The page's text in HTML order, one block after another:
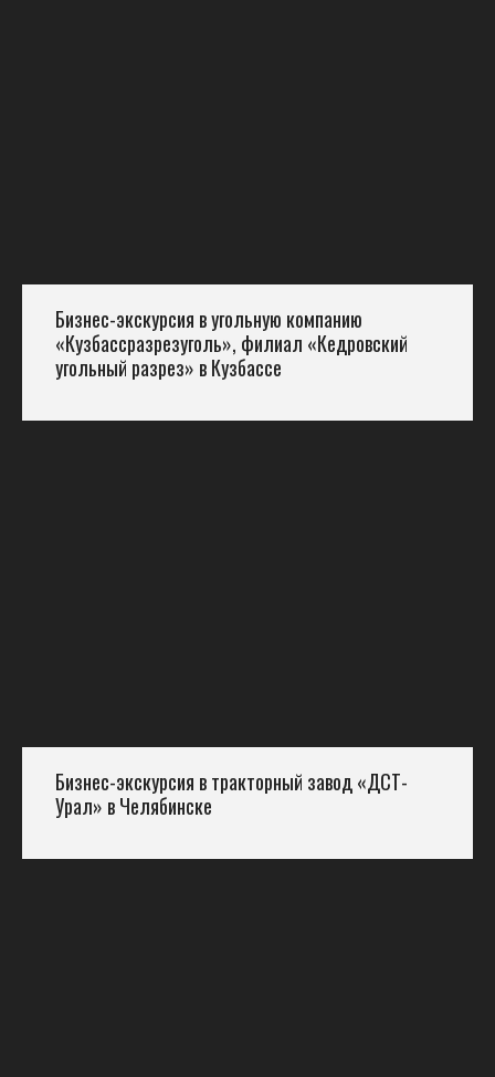
Бизнес-экскурсия в угольную компанию
«Кузбассразрезуголь», филиал «Кедровский
угольный разрез» в Кузбассе
Бизнес-экскурсия в тракторный завод «ДСТ-
Урал» в Челябинске